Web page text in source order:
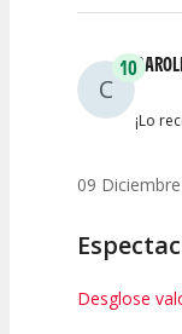
C
10
¡Lo
09
Desglose